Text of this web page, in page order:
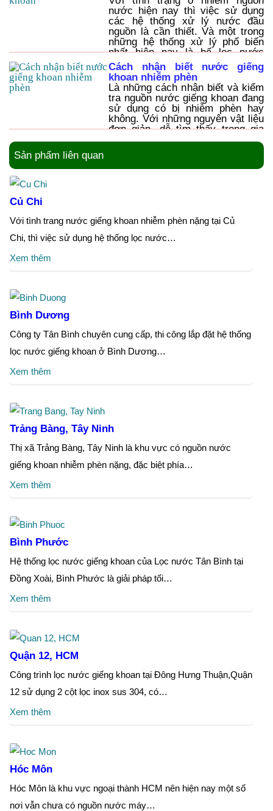
nước hiện nay thì việc sử dụng
các hệ thống xử lý nước đầu
nguồn là cần thiết. Và một trong
những hệ thống xử lý phổ biến
nhất hiện nay là bể lọc nước
giếng khoan. Bể lọc nước giếng
khoan có rất nhiều ưu điểm mà
người sử dụng không thể bỏ qua,
đó là cách làm đơn giản, tốn ít chi
phí và sử dụng cho mọi nhu cầu,..
Cách nhận biết nước giếng
khoan nhiễm phèn
Là những cách nhận biết và kiểm
tra nguồn nước giếng khoan đang
sử dụng có bị nhiễm phèn hay
không. Với những nguyên vật liệu
đơn giản, dễ tìm thấy trong gia
đình và đặc biệt bất kì ai cũng có
thể thực hiện được, cụ thể như:
chuối, nước chè.
Sản phẩm liên quan
Củ Chi
Với tình trang nước giếng khoan nhiễm phèn nặng tại Củ
Chi, thì việc sử dụng hệ thống lọc nước…
Xem thêm
Bình Dương
Công ty Tân Bình chuyên cung cấp, thi công lắp đặt hệ thống
lọc nước giếng khoan ở Bình Dương…
Xem thêm
Trảng Bàng, Tây Ninh
Thị xã Trảng Bàng, Tây Ninh là khu vực có nguồn nước
giếng khoan nhiễm phèn nặng, đặc biệt phía…
Xem thêm
Bình Phước
Hệ thống lọc nước giếng khoan của Lọc nước Tân Bình tại
Đồng Xoài, Bình Phước là giải pháp tối…
Xem thêm
Quận 12, HCM
Công trình lọc nước giếng khoan tại Đông Hưng Thuận,Quận
12 sử dụng 2 cột lọc inox sus 304, có…
Xem thêm
Hóc Môn
Hóc Môn là khu vực ngoại thành HCM nên hiện nay một số
nơi vẫn chưa có nguồn nước máy…